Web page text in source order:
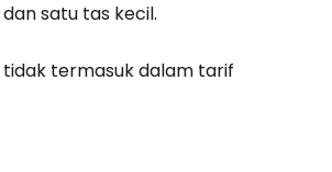
satu tas kecil.
termasuk dalam tarif